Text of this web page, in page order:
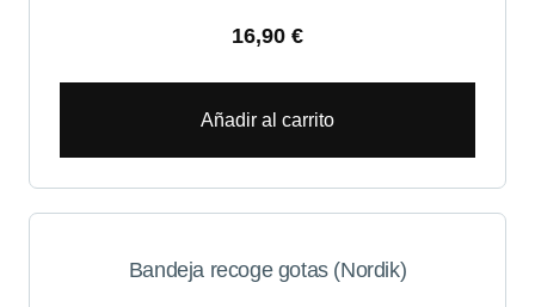
16,90 €
Añadir al carrito
Bandeja recoge gotas (Nordik)